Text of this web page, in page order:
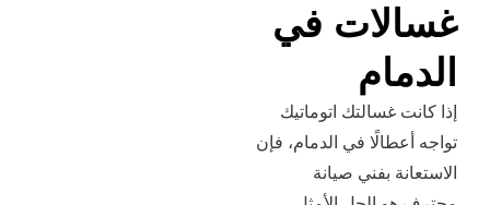
في
اتوماتيك
في الدمام، فإن
بفني صيانة